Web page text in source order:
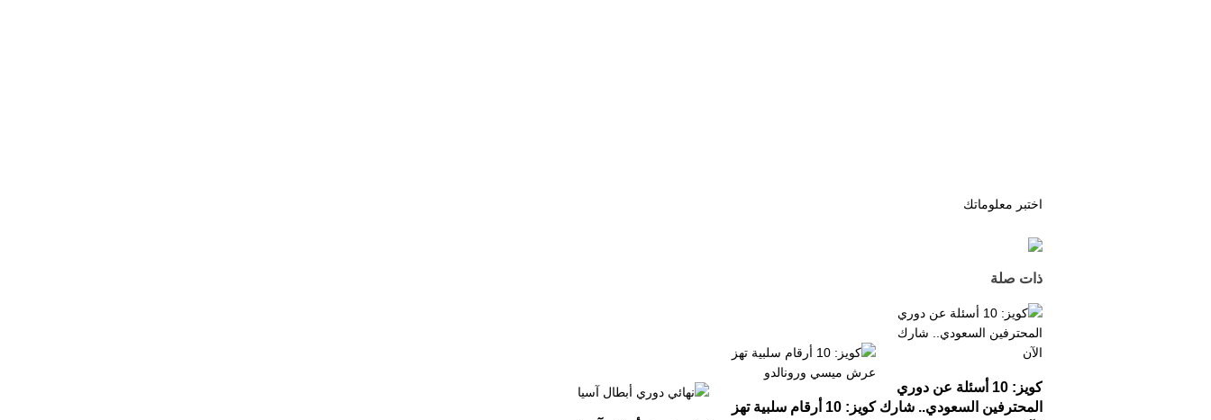
اختبر معلوماتك
ذات صلة
كويز: 10 أسئلة عن دوري
المحترفين السعودي.. شارك كويز: 10 أرقام سلبية تهز